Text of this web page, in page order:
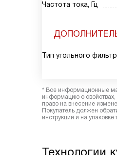
Частота тока, Гц
Тип угольного
* Все информационные
информацию о свойствах,
право на внесение
Покупатель должен
инструкции и на
Технологии